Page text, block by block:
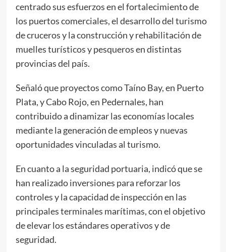
centrado sus esfuerzos en el fortalecimiento de
los puertos comerciales, el desarrollo del turismo
de cruceros y la construcción y rehabilitación de
muelles turísticos y pesqueros en distintas
provincias del país.
Señaló que proyectos como Taíno Bay, en Puerto
Plata, y Cabo Rojo, en Pedernales, han
contribuido a dinamizar las economías locales
mediante la generación de empleos y nuevas
oportunidades vinculadas al turismo.
En cuanto a la seguridad portuaria, indicó que se
han realizado inversiones para reforzar los
controles y la capacidad de inspección en las
principales terminales marítimas, con el objetivo
de elevar los estándares operativos y de
seguridad.